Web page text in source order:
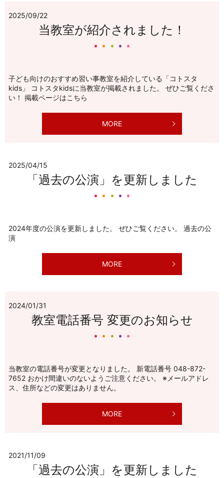
2025/09/22
当教室が紹介されました！
子ども向けのおすすめ習い事教室を紹介している「コトスタ
kids」 コトスタkidsに当教室が掲載されました。 ぜひご覧くださ
い！ 掲載ページはこちら
MORE
2025/04/15
「過去の公演」を更新しました
2024年度の公演を更新しました。 ぜひご覧ください。 過去の公
演
MORE
2024/01/31
教室電話番号 変更のお知らせ
当教室の電話番号が変更となりました。 新電話番号 048-872-
7652 おかけ間違いのないようご注意ください。 ※メールアドレ
ス、住所などの変更はありません。
MORE
2021/11/09
「過去の公演」を更新しました